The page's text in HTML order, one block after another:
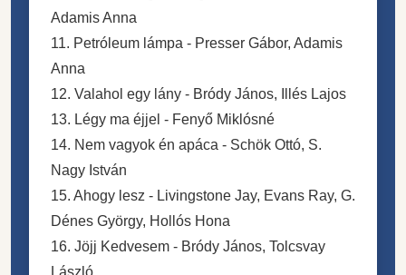
Adamis Anna
11. Petróleum lámpa - Presser Gábor, Adamis
Anna
12. Valahol egy lány - Bródy János, Illés Lajos
13. Légy ma éjjel - Fenyő Miklósné
14. Nem vagyok én apáca - Schök Ottó, S.
Nagy István
15. Ahogy lesz - Livingstone Jay, Evans Ray, G.
Dénes György, Hollós Hona
16. Jöjj Kedvesem - Bródy János, Tolcsvay
László